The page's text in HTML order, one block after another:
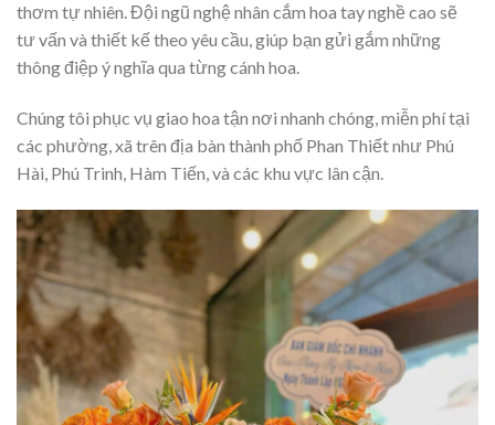
thơm tự nhiên. Đội ngũ nghệ nhân cắm hoa tay nghề cao sẽ
tư vấn và thiết kế theo yêu cầu, giúp bạn gửi gắm những
thông điệp ý nghĩa qua từng cánh hoa.
Chúng tôi phục vụ giao hoa tận nơi nhanh chóng, miễn phí tại
các phường, xã trên địa bàn thành phố Phan Thiết như Phú
Hài, Phú Trinh, Hàm Tiến, và các khu vực lân cận.